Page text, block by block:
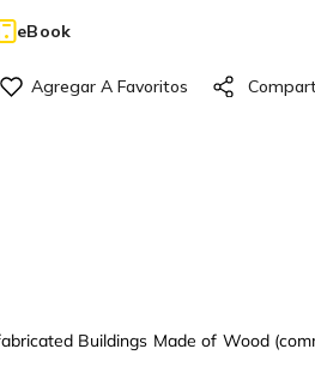
eBook
Buildings Made of Wood